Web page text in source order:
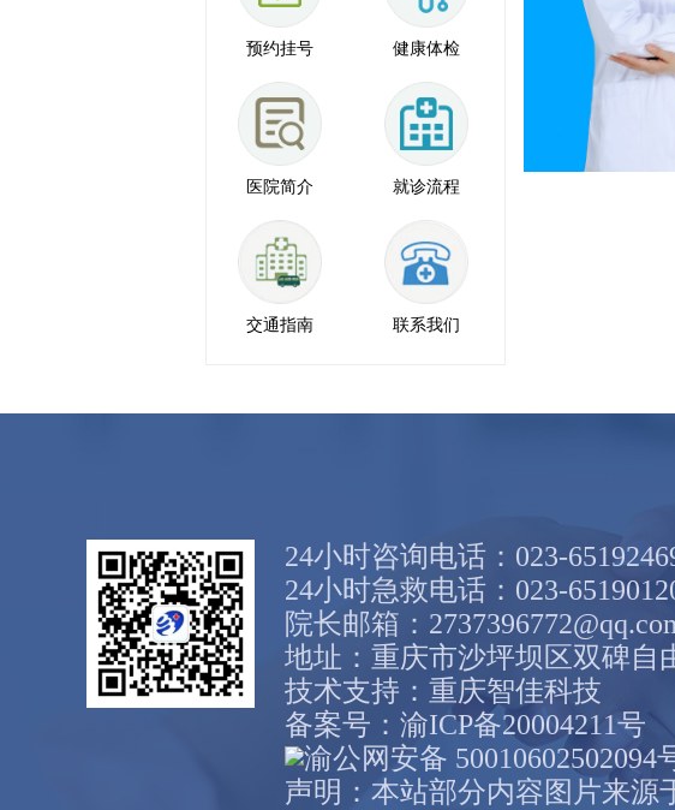
预约挂号 健康体检
医院简介 就诊流程
交通指南 联系我们
24小时咨询电话：023-
24小时急救电话：023-
院长邮箱：
地址：重庆市沙坪坝区双碑自
技术支持： 重庆智佳科技
备案号： 渝ICP备20004211号
渝公网安备 50010602502094
声明：本站部分内容图片来源